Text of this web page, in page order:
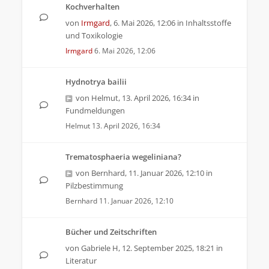
Kochverhalten
von Irmgard,6. Mai 2026, 12:06 in Inhaltsstoffe
und Toxikologie
Irmgard6. Mai 2026, 12:06
Hydnotrya bailii
von Helmut, 13. April 2026, 16:34in
Fundmeldungen
Helmut 13. April 2026, 16:34
Trematosphaeria wegeliniana?
von Bernhard, 11. Januar 2026, 12:10 in
Pilzbestimmung
Bernhard 11. Januar 2026, 12:10
Bücher und Zeitschriften
von Gabriele H, 12. September 2025, 18:21 in
Literatur